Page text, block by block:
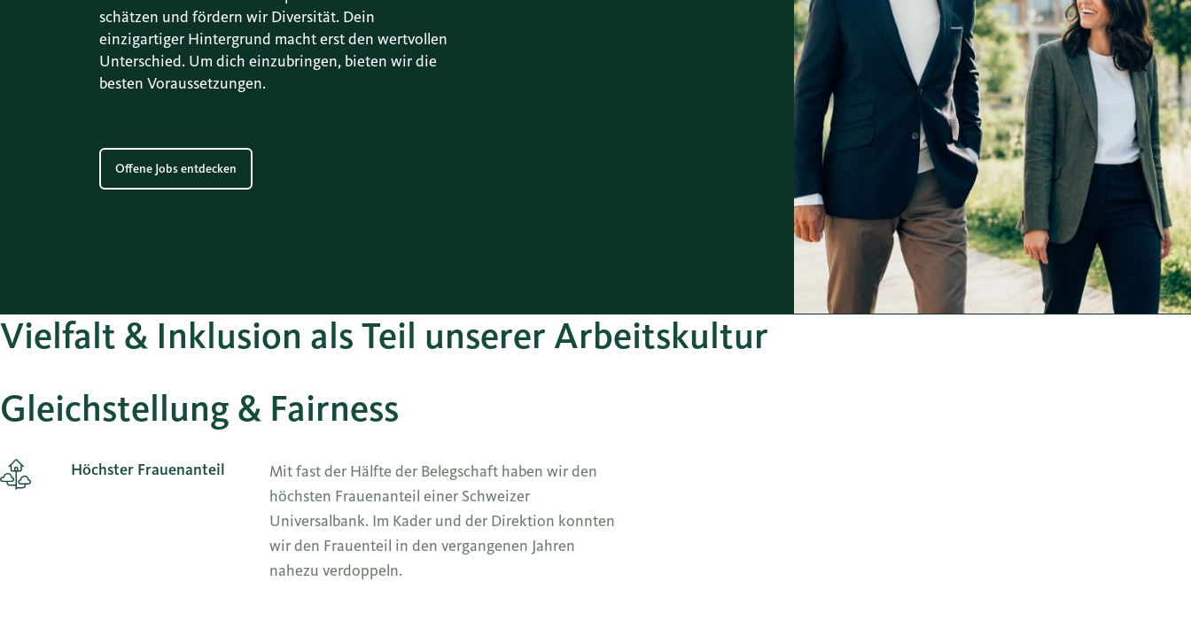
schätzen und fördern wir Diversität. Dein
einzigartiger Hintergrund macht erst den wertvollen
Unterschied. Um dich einzubringen, bieten wir die
besten Voraussetzungen.
Offene Jobs entdecken
Vielfalt & Inklusion als Teil unserer Arbeitskultur
Gleichstellung & Fairness
Höchster Frauenanteil
Mit fast der Hälfte der Belegschaft haben wir den
höchsten Frauenanteil einer Schweizer
Universalbank. Im Kader und der Direktion konnten
wir den Frauenteil in den vergangenen Jahren
nahezu verdoppeln.